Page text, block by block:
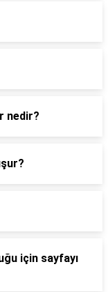
nedir?
için sayfayı